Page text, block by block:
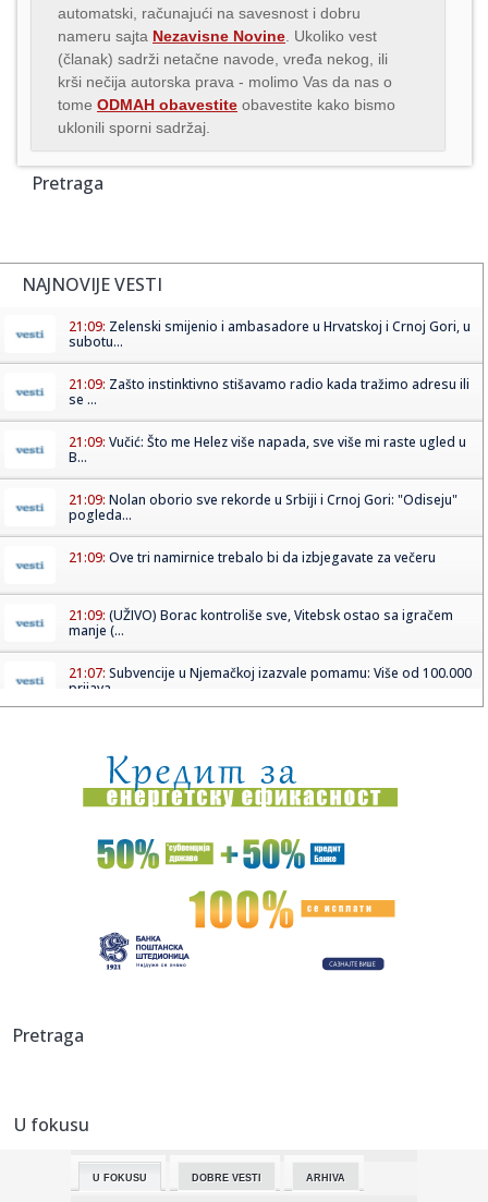
automatski, računajući na savesnost i dobru
nameru sajta Nezavisne Novine . Ukoliko vest
(članak) sadrži netačne navode, vređa nekog, ili
krši nečija autorska prava - molimo Vas da nas o
tome ODMAH obavestite obavestite kako bismo
uklonili sporni sadržaj.
Pretraga
NAJNOVIJE VESTI
21:09: Zelenski smijenio i ambasadore u Hrvatskoj i Crnoj Gori, u
subotu...
21:09: Zašto instinktivno stišavamo radio kada tražimo adresu ili
se ...
21:09: Vučić: Što me Helez više napada, sve više mi raste ugled u
B...
21:09: Nolan oborio sve rekorde u Srbiji i Crnoj Gori: "Odiseju"
pogleda...
21:09: Ove tri namirnice trebalo bi da izbjegavate za večeru
21:09: (UŽIVO) Borac kontroliše sve, Vitebsk ostao sa igračem
manje (...
21:07: Subvencije u Njemačkoj izazvale pomamu: Više od 100.000
prijava...
21:03:Evropa priča o Srbinu: Cvetkoviću dovoljno 16 sekundi za
najbr...
21:02:Fedorov se i dalje nada povratku
Zahar otkrio šta bi uradio svakoj ženi: "Samo neka kaže..."
21:01:Spor u „MTU Maintenance Serbia“ stigao do evropskih
21:00:
20:58:
Horor u Nemačkoj: Sudarila se dva tramvaja, više od 25
Pretraga
U fokusu
U FOKUSU DOBRE VESTI ARHIVA